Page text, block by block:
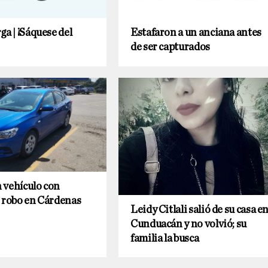
| ¡Sáquese del
Estafaron a un anciana antes
de ser capturados
vehículo con
en Cárdenas
Leidy Citlali salió de su casa
Cunduacán y no volvió; su
familia la busca